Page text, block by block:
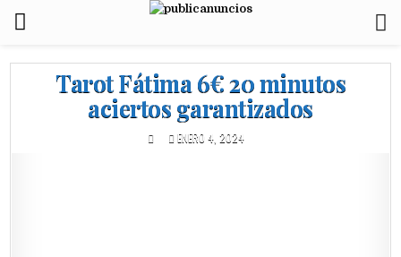
Tarot Fátima 6€ 20 minutos
aciertos garantizados
ENERO 4, 2024